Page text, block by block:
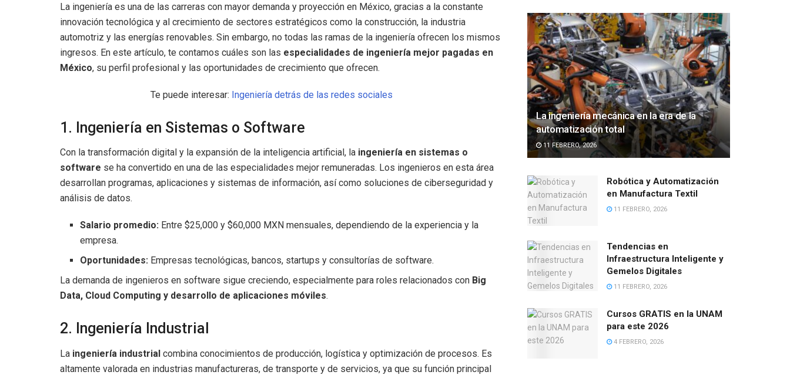
La ingeniería es una de las carreras con mayor demanda y proyección en México, gracias a la constante
innovación tecnológica y al crecimiento de sectores estratégicos como la construcción, la industria
automotriz y las energías renovables. Sin embargo, no todas las ramas de la ingeniería ofrecen los mismos
ingresos. En este artículo, te contamos cuáles son las especialidades de ingeniería mejor pagadas en
México, su perfil profesional y las oportunidades de crecimiento que ofrecen.
Te puede interesar: Ingeniería detrás de las redes sociales
1. Ingeniería en Sistemas o Software
Con la transformación digital y la expansión de la inteligencia artificial, la ingeniería en sistemas o
software se ha convertido en una de las especialidades mejor remuneradas. Los ingenieros en esta área
desarrollan programas, aplicaciones y sistemas de información, así como soluciones de ciberseguridad y
análisis de datos.
Salario promedio: Entre $25,000 y $60,000 MXN mensuales, dependiendo de la experiencia y la
empresa.
Oportunidades: Empresas tecnológicas, bancos, startups y consultorías de software.
La demanda de ingenieros en software sigue creciendo, especialmente para roles relacionados con Big
Data, Cloud Computing y desarrollo de aplicaciones móviles.
2. Ingeniería Industrial
La ingeniería industrial combina conocimientos de producción, logística y optimización de procesos. Es
altamente valorada en industrias manufactureras, de transporte y de servicios, ya que su función principal
La ingeniería mecánica en la era de la
automatización total
11 FEBRERO, 2026
Robótica y Automatización
en Manufactura Textil
11 FEBRERO, 2026
Tendencias en
Infraestructura Inteligente y
Gemelos Digitales
11 FEBRERO, 2026
Cursos GRATIS en la UNAM
para este 2026
4 FEBRERO, 2026